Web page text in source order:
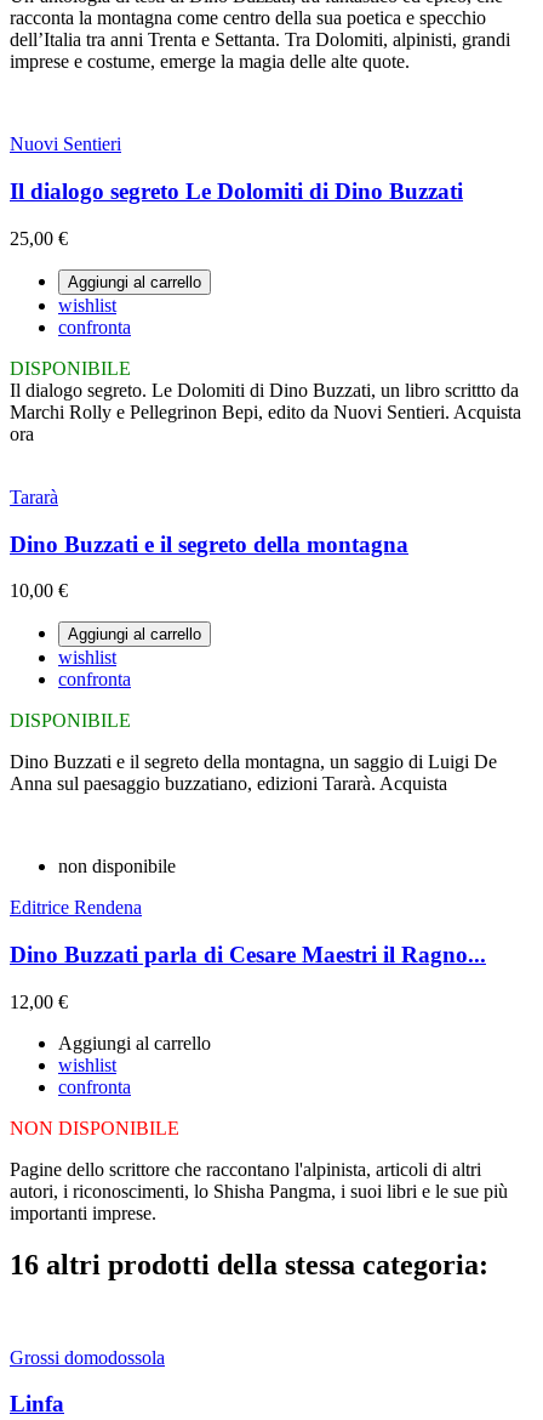
racconta la montagna come centro della sua poetica e specchio
dell’Italia tra anni Trenta e Settanta. Tra Dolomiti, alpinisti, grandi
imprese e costume, emerge la magia delle alte quote.
Nuovi Sentieri
Il dialogo segreto Le Dolomiti di Dino Buzzati
25,00 €
Aggiungi al carrello
wishlist
confronta
DISPONIBILE
Il dialogo segreto. Le Dolomiti di Dino Buzzati, un libro scrittto da
Marchi Rolly e Pellegrinon Bepi, edito da Nuovi Sentieri. Acquista
ora
Tararà
Dino Buzzati e il segreto della montagna
10,00 €
Aggiungi al carrello
wishlist
confronta
DISPONIBILE
Dino Buzzati e il segreto della montagna, un saggio di Luigi De
Anna sul paesaggio buzzatiano, edizioni Tararà. Acquista
non disponibile
Editrice Rendena
Dino Buzzati parla di Cesare Maestri il Ragno...
12,00 €
Aggiungi al carrello
wishlist
confronta
NON DISPONIBILE
Pagine dello scrittore che raccontano l'alpinista, articoli di altri
autori, i riconoscimenti, lo Shisha Pangma, i suoi libri e le sue più
importanti imprese.
16 altri prodotti della stessa categoria:
Grossi domodossola
Linfa